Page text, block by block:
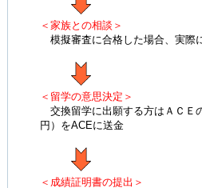
＜家族との相談＞
模擬審査に合格した場合、実際
＜留学の意思決定＞
交換留学に出願する方はＡＣＥ
円）をACEに送金
＜成績証明書の提出＞